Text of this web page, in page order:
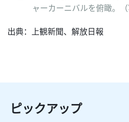
ャーカーニバルを俯瞰。（
出典：上観新聞、解放日報
ピックアップ